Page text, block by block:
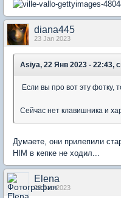
diana445
23 Jan 2023
Asiya, 22 Янв 2023 - 22:43,
Если вы про вот эту фотку,
Сейчас нет клавишника и
Думаете, они прилепили
HIM в кепке не ходил...
Elena
23 Jan 2023